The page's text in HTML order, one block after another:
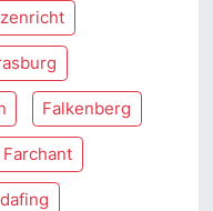
Falkenberg
Farchant